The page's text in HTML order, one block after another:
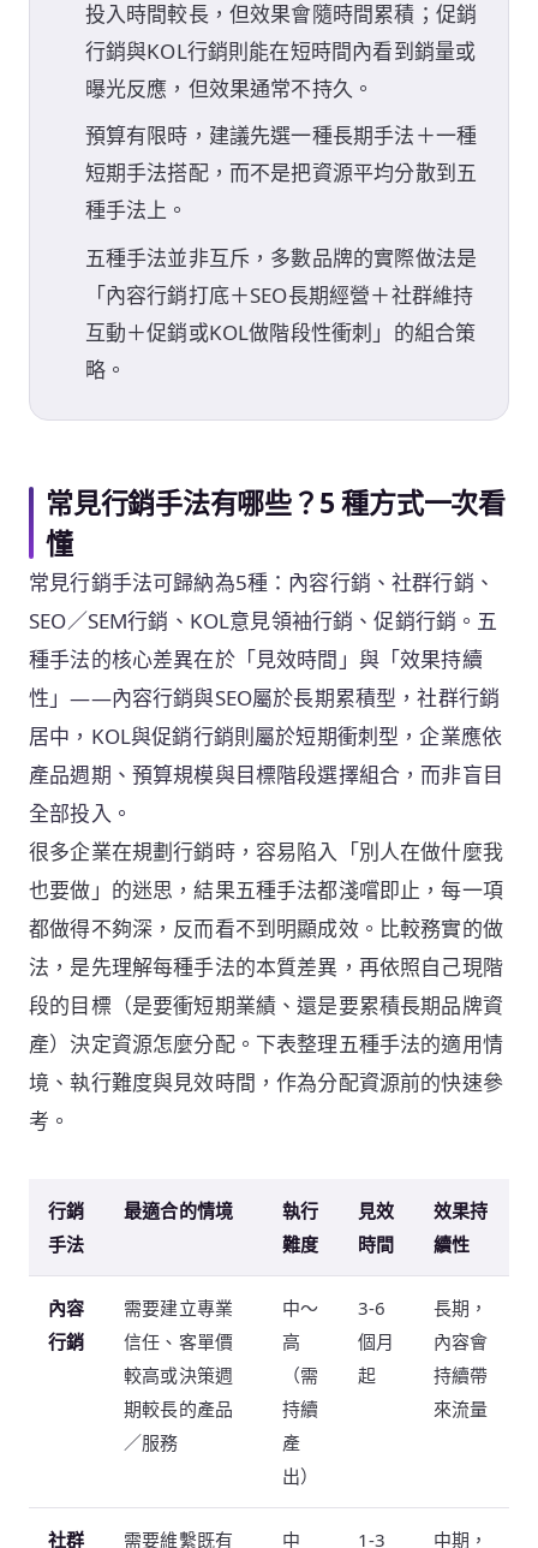
投入時間較長，但效果會隨時間累積；促銷
行銷與KOL行銷則能在短時間內看到銷量或
曝光反應，但效果通常不持久。
預算有限時，建議先選一種長期手法＋一種
短期手法搭配，而不是把資源平均分散到五
種手法上。
五種手法並非互斥，多數品牌的實際做法是
「內容行銷打底＋SEO長期經營＋社群維持
互動＋促銷或KOL做階段性衝刺」的組合策
略。
常見行銷手法有哪些？5 種方式一次看
懂
常見行銷手法可歸納為5種：內容行銷、社群行銷、
SEO／SEM行銷、KOL意見領袖行銷、促銷行銷。五
種手法的核心差異在於「見效時間」與「效果持續
性」——內容行銷與SEO屬於長期累積型，社群行銷
居中，KOL與促銷行銷則屬於短期衝刺型，企業應依
產品週期、預算規模與目標階段選擇組合，而非盲目
全部投入。
很多企業在規劃行銷時，容易陷入「別人在做什麼我
也要做」的迷思，結果五種手法都淺嚐即止，每一項
都做得不夠深，反而看不到明顯成效。比較務實的做
法，是先理解每種手法的本質差異，再依照自己現階
段的目標（是要衝短期業績、還是要累積長期品牌資
產）決定資源怎麼分配。下表整理五種手法的適用情
境、執行難度與見效時間，作為分配資源前的快速參
考。
行銷
手法
最適合的情境
執行
難度
見效
時間
效果持
續性
內容
行銷
需要建立專業
信任、客單價
較高或決策週
期較長的產品
／服務
中～
高
（需
持續
產
出）
3-6
個月
起
長期，
內容會
持續帶
來流量
社群
需要維繫既有
中
1-3
中期，